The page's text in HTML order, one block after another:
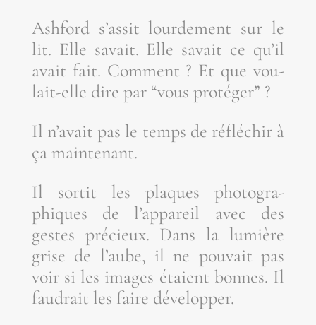
Ash­ford s’as­sit lour­de­ment sur le
lit. Elle savait. Elle savait ce qu’il
avait fait. Com­ment ? Et que vou­
lait-elle dire par “vous protéger” ?
Il n’a­vait pas le temps de réflé­chir à
ça maintenant.
Il sor­tit les plaques pho­to­gra­
phiques de l’ap­pa­reil avec des
gestes pré­cieux. Dans la lumière
grise de l’aube, il ne pou­vait pas
voir si les images étaient bonnes. Il
fau­drait les faire développer.